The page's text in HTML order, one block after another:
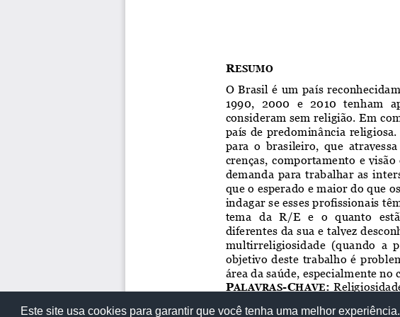
Este site usa cookies para garantir que você tenha uma melhor experiência.